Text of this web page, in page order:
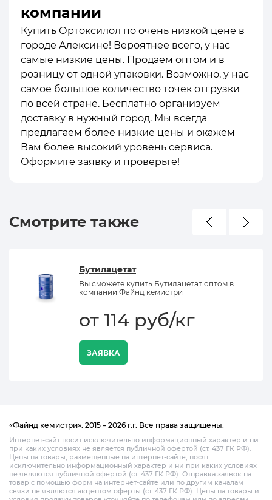
компании
Купить Ортоксилол по очень низкой цене в
городе Алексине! Вероятнее всего, у нас
самые низкие цены. Продаем оптом и в
розницу от одной упаковки. Возможно, у нас
самое большое количество точек отгрузки
по всей стране. Бесплатно организуем
доставку в нужный город. Мы всегда
предлагаем более низкие цены и окажем
Вам более высокий уровень сервиса.
Оформите заявку и проверьте!
Смотрите также
Бутилацетат
Вы сможете купить Бутилацетат оптом в
компании Файнд кемистри
от 114 руб/кг
ЗАЯВКА
«Файнд кемистри». 2015 – 2026 г.г. Все права защищены.
Интернет-сайт носит исключительно информационный характер и ни
при каких условиях не является публичной офертой (ст. 437 ГК РФ).
Цены на товары, размещенные на интернет-сайте, носят
исключительно информационный характер и ни при каких условиях
не являются публичной офертой (ст. 437 ГК РФ). Отправка заявок на
товар с помощью форм на интернет-сайте или по другим каналам
связи не являются акцептом оферты (ст. 437 ГК РФ). Цены на товары и